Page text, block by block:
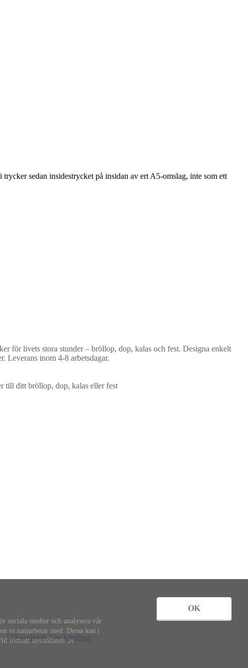
sociala medier och analysera vår
vi samarbetar med. Dessa kan i
fortsatt användande av
OK
sedan insidestrycket på insidan av ert A5-omslag, inte som ett
för livets stora stunder – bröllop, dop, kalas och fest. Designa enkelt
Leverans inom 4-8 arbetsdagar.